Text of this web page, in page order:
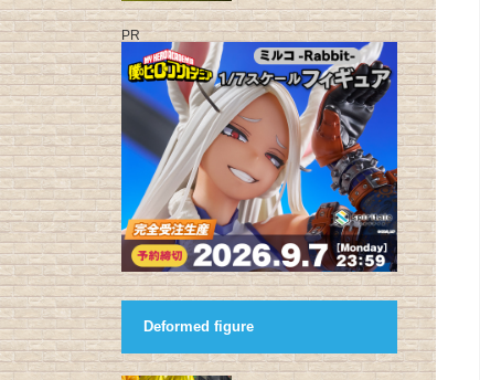
PR
Deformed figure